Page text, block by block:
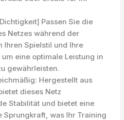
Passen Sie die
Netzes während der
Ihren Spielstil und Ihre
eine optimale Leistung in
gewährleisten.
Hergestellt aus
dieses Netz
Stabilität und bietet eine
Sprungkraft, was Ihr Training